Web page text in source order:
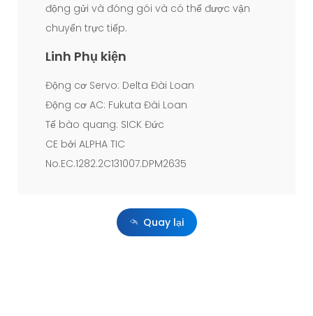
động gửi và đóng gói và có thể được vận
chuyển trực tiếp.
Linh Phụ kiện
Động cơ Servo: Delta Đài Loan
Động cơ AC: Fukuta Đài Loan
Tế bào quang: SICK Đức
CE bởi ALPHA TIC
No.EC.1282.2C131007.DPM2635
Quay lại